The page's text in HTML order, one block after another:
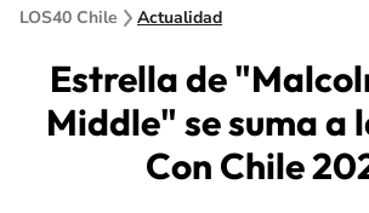
LOS40 Chile Actualidad
Estrella de
Middle" se suma a
Con Chile